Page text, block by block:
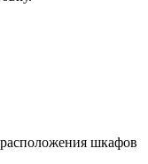
шкафов